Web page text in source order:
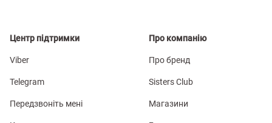
Центр підтримки
Viber
Telegram
Передзвоніть мені
Про компанію
Про бренд
Sisters Club
Магазини